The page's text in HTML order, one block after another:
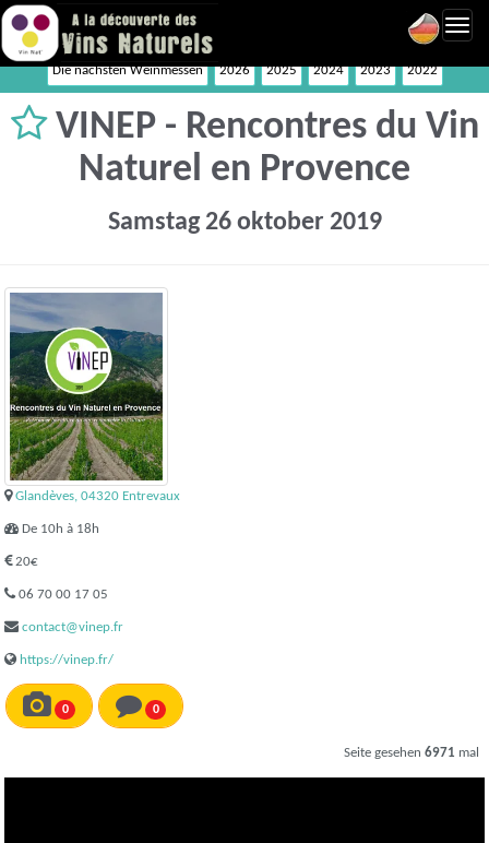
Die nächsten Weinmessen 2026 2025 2024 2023 2022
VINEP - Rencontres du Vin
Naturel en Provence
Samstag 26 oktober 2019
Glandèves, 04320 Entrevaux
De 10h à 18h
20€
06 70 00 17 05
contact@vinep.fr
https://vinep.fr/
0 0
Seite gesehen 6971 mal